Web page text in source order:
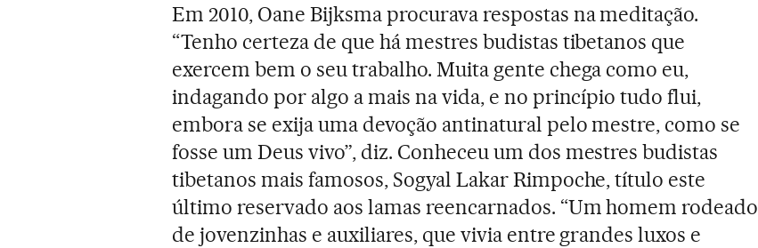
Em 2010, Oane Bijksma procurava respostas na meditação.
“Tenho certeza de que há mestres budistas tibetanos que
exercem bem o seu trabalho. Muita gente chega como eu,
indagando por algo a mais na vida, e no princípio tudo flui,
embora se exija uma devoção antinatural pelo mestre, como se
fosse um Deus vivo”, diz. Conheceu um dos mestres budistas
tibetanos mais famosos, Sogyal Lakar Rimpoche, título este
último reservado aos lamas reencarnados. “Um homem rodeado
de jovenzinhas e auxiliares, que vivia entre grandes luxos e